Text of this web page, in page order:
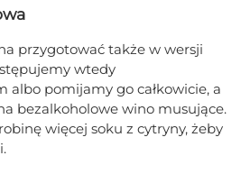
przygotować także w wersji
wtedy
albo pomijamy go całkowicie, a
bezalkoholowe wino musujące.
więcej soku z cytryny, żeby